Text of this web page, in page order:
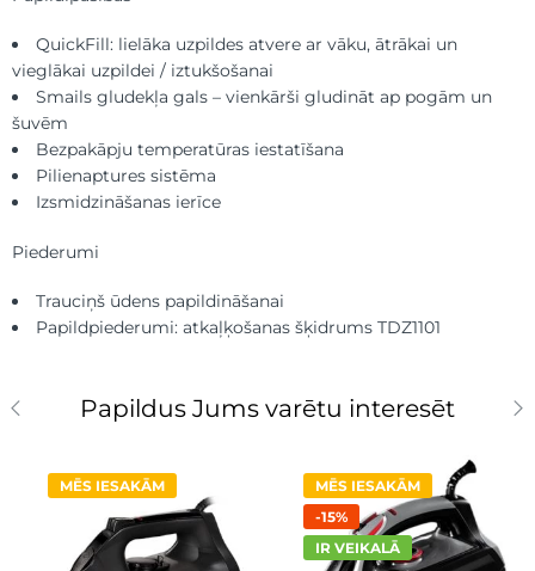
QuickFill: lielāka uzpildes atvere ar vāku, ātrākai un
vieglākai uzpildei / iztukšošanai
Smails gludekļa gals – vienkārši gludināt ap pogām un
šuvēm
Bezpakāpju temperatūras iestatīšana
Pilienaptures sistēma
Izsmidzināšanas ierīce
Piederumi
Trauciņš ūdens papildināšanai
Papildpiederumi: atkaļķošanas šķidrums TDZ1101
Papildus Jums varētu interesēt
MĒS IESAKĀM
MĒS IESAKĀM
-15%
IR VEIKALĀ